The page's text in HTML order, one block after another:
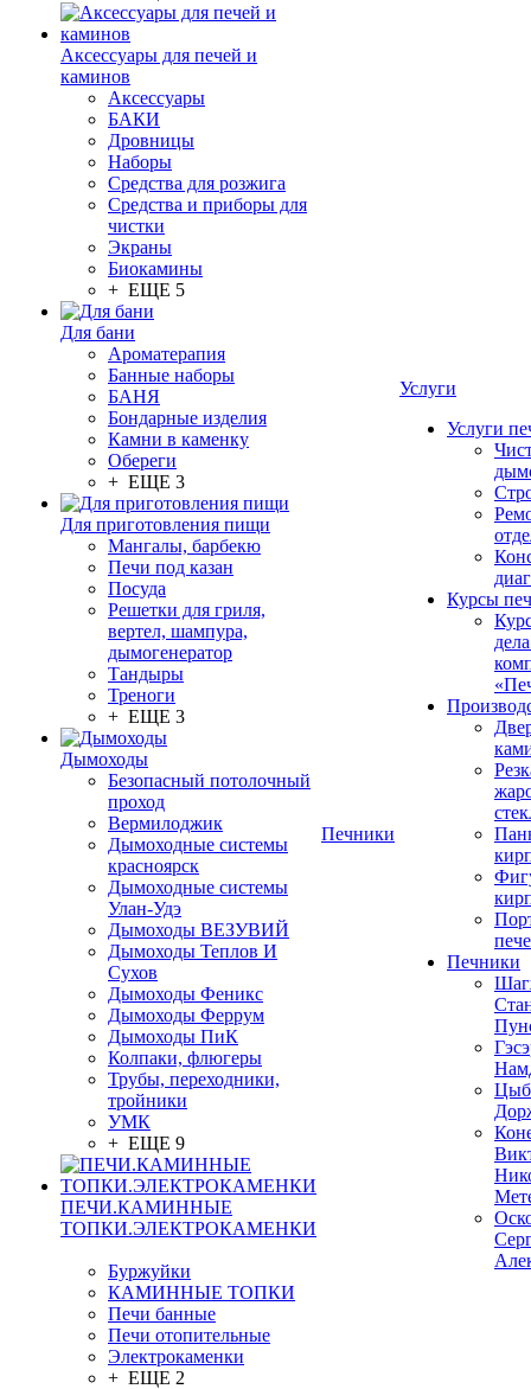
Аксессуары для печей и
каминов
Аксессуары
БАКИ
Дровницы
Наборы
Средства для розжига
Средства и приборы для
чистки
Экраны
Биокамины
+ ЕЩЕ 5
Для бани
Ароматерапия
Банные наборы
БАНЯ
Бондарные изделия
Камни в каменку
Обереги
+ ЕЩЕ 3
Для приготовления пищи
Мангалы, барбекю
Печи под казан
Посуда
Решетки для гриля,
вертел, шампура,
дымогенератор
Тандыры
Треноги
+ ЕЩЕ 3
Дымоходы
Безопасный потолочный
проход
Вермилоджик
Дымоходные системы
красноярск
Дымоходные системы
Улан-Удэ
Дымоходы ВЕЗУВИЙ
Дымоходы Теплов И
Сухов
Дымоходы Феникс
Дымоходы Феррум
Дымоходы ПиК
Колпаки, флюгеры
Трубы, переходники,
тройники
УМК
+ ЕЩЕ 9
ПЕЧИ.КАМИННЫЕ
ТОПКИ.ЭЛЕКТРОКАМЕНКИ
Буржуйки
КАМИННЫЕ ТОПКИ
Печи банные
Печи отопительные
Электрокаменки
+ ЕЩЕ 2
Печники
Услуги
Услуги
Курсы
Печники